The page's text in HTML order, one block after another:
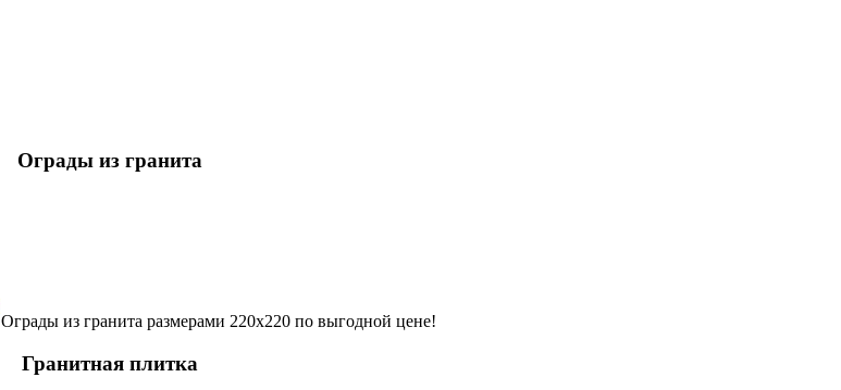
Ограды из гранита
Ограды из гранита размерами 220х220 по выгодной цене!
Гранитная плитка